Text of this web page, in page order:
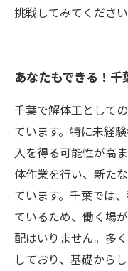
挑戦してみてください
あなたもできる！
千葉で解体工として
ています。特に未経
入を得る可能性が高
体作業を行い、新た
ています。千葉では
ているため、働く場
配はいりません。多
しており、基礎から